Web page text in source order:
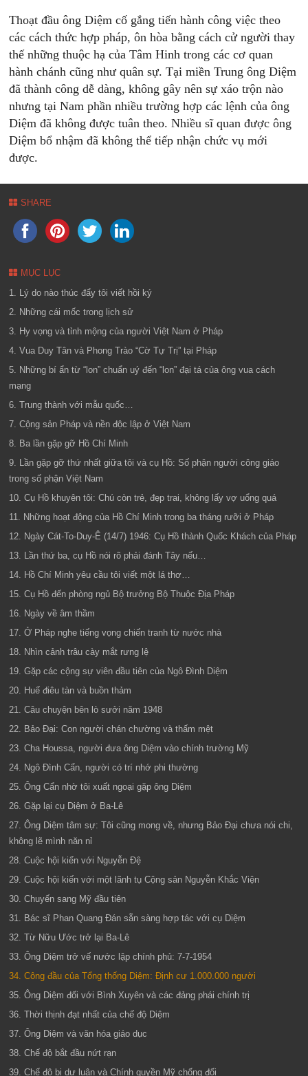
Thoạt đầu ông Diệm cố gắng tiến hành công việc theo
các cách thức hợp pháp, ôn hòa bằng cách cử người thay
thế những thuộc hạ của Tâm Hinh trong các cơ quan
hành chánh cũng như quân sự. Tại miền Trung ông Diệm
đã thành công dễ dàng, không gây nên sự xáo trộn nào
nhưng tại Nam phần nhiều trường hợp các lệnh của ông
Diệm đã không được tuân theo. Nhiều sĩ quan được ông
Diệm bổ nhậm đã không thể tiếp nhận chức vụ mới
được.
SHARE
MỤC LỤC
1. Lý do nào thúc đẩy tôi viết hồi ký
2. Những cái mốc trong lịch sử
3. Hy vọng và tỉnh mộng của người Việt Nam ở Pháp
4. Vua Duy Tân và Phong Trào “Cờ Tự Trị” tại Pháp
5. Những bí ẩn từ “lon” chuẩn uý đến “lon” đại tá của ông vua cách
mạng
6. Trung thành với mẫu quốc…
7. Cộng sản Pháp và nền độc lập ở Việt Nam
8. Ba lần gặp gỡ Hồ Chí Minh
9. Lần gặp gỡ thứ nhất giữa tôi và cụ Hồ: Số phận người công giáo
trong số phận Việt Nam
10. Cụ Hồ khuyên tôi: Chú còn trẻ, đẹp trai, không lấy vợ uổng quá
11. Những hoạt động của Hồ Chí Minh trong ba tháng rưỡi ở Pháp
12. Ngày Cát-To-Duy-Ê (14/7) 1946: Cụ Hồ thành Quốc Khách của Pháp
13. Lần thứ ba, cụ Hồ nói rõ phải đánh Tây nếu…
14. Hồ Chí Minh yêu cầu tôi viết một lá thơ…
15. Cụ Hồ đến phòng ngủ Bộ trưởng Bộ Thuộc Địa Pháp
16. Ngày về âm thầm
17. Ở Pháp nghe tiếng vọng chiến tranh từ nước nhà
18. Nhìn cảnh trâu cày mắt rưng lệ
19. Gặp các cộng sự viên đầu tiên của Ngô Đình Diệm
20. Huế điêu tàn và buồn thảm
21. Câu chuyện bên lò sưởi năm 1948
22. Bảo Đại: Con người chán chường và thấm mệt
23. Cha Houssa, người đưa ông Diệm vào chính trường Mỹ
24. Ngô Đình Cẩn, người có trí nhớ phi thường
25. Ông Cẩn nhờ tôi xuất ngoại gặp ông Diệm
26. Gặp lại cụ Diệm ở Ba-Lê
27. Ông Diệm tâm sự: Tôi cũng mong về, nhưng Bảo Đại chưa nói chi,
không lẽ mình năn nỉ
28. Cuộc hội kiến với Nguyễn Đệ
29. Cuộc hội kiến với một lãnh tụ Cộng sản Nguyễn Khắc Viện
30. Chuyến sang Mỹ đầu tiên
31. Bác sĩ Phan Quang Đán sẵn sàng hợp tác với cụ Diệm
32. Từ Nữu Ước trở lại Ba-Lê
33. Ông Diệm trở vế nước lập chính phủ: 7-7-1954
34. Công đầu của Tổng thống Diệm: Định cư 1.000.000 người
35. Ông Diệm đối với Bình Xuyên và các đảng phái chính trị
36. Thời thịnh đạt nhất của chế độ Diệm
37. Ông Diệm và văn hóa giáo dục
38. Chế độ bắt đầu nứt rạn
39. Chế độ bị dư luận và Chính quyền Mỹ chống đối